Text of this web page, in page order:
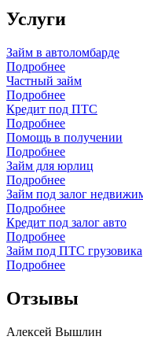
Услуги
Займ в автоломбарде
Подробнее
Частный займ
Подробнее
Кредит под ПТС
Подробнее
Помощь в получении
Подробнее
Займ для юрлиц
Подробнее
Займ под залог
Подробнее
Кредит под залог авто
Подробнее
Займ под ПТС грузовика
Подробнее
Отзывы
Алексей Вышлин